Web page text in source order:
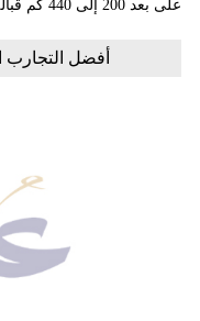
على بعد 200 إلى 440 كم قبالة الساحل...
أفضل التجارب